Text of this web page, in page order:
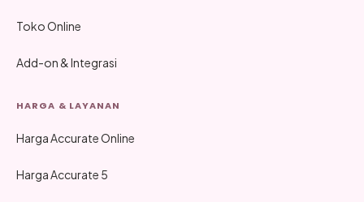
Toko Online
Add-on & Integrasi
HARGA & LAYANAN
Harga Accurate Online
Harga Accurate 5